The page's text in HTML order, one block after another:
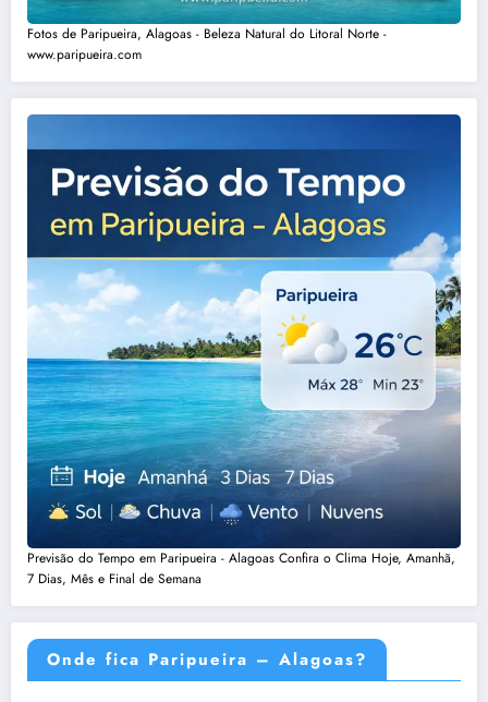
Fotos de Paripueira, Alagoas - Beleza Natural do Litoral Norte -
www.paripueira.com
Previsão do Tempo em Paripueira - Alagoas Confira o Clima Hoje, Amanhã,
7 Dias, Mês e Final de Semana
Onde fica Paripueira – Alagoas?